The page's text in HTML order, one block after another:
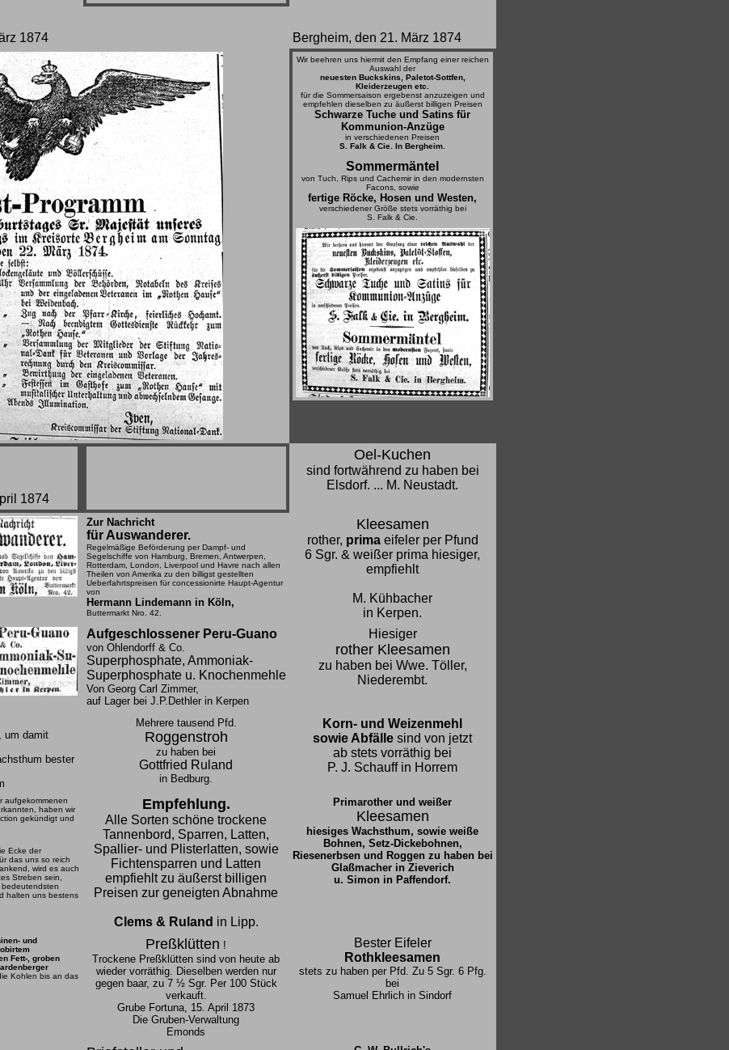
1874 Bergheim, den 21. März 1874
Wir beehren uns hiermit den Empfang einer reichen
Auswahl der
neuesten Buckskins, Paletot-Sottfen,
Kleiderzeugen etc.
für die Sommersaison ergebenst anzuzeigen und
empfehlen dieselben zu äußerst billigen Preisen
Schwarze Tuche und Satins für
Kommunion-Anzüge
in verschiedenen Preisen
S. Falk & Cie. In Bergheim.
Sommermäntel
von Tuch, Rips und Cachemir in den modernsten
Facons, sowie
fertige Röcke, Hosen und Westen,
verschiedener Größe stets vorräthig bei
S. Falk & Cie.
1874
Oel-Kuchen
sind fortwährend zu haben bei
Elsdorf. ... M. Neustadt.
Zur Nachricht
für Auswanderer.
Regelmäßige Beförderung per Dampf- und
Segelschiffe von Hamburg, Bremen, Antwerpen,
Rotterdam, London, Liverpool und Havre nach allen
Theilen von Amerika zu den billigst gestellten
Ueberfahrtspreisen für concessionirte Haupt-Agentur
von
Hermann Lindemann in Köln,
Buttermarkt Nro. 42.
Kleesamen
rother, primaeifeler per Pfund
6 Sgr. & weißer prima hiesiger,
empfiehlt
M. Kühbacher
in Kerpen.
Aufgeschlossener Peru-Guano
von Ohlendorff & Co.
Superphosphate, Ammoniak-
Superphosphate u. Knochenmehle
Von Georg Carl Zimmer,
auf Lager bei J.P.Dethler in Kerpen
Hiesiger
rother Kleesamen
zu haben bei Wwe. Töller,
Niederembt.
um damit
bester
Mehrere tausend Pfd.
Roggenstroh
zu haben bei
Gottfried Ruland
in Bedburg.
Korn- und Weizenmehl
sowie Abfälle sind von jetzt
ab stets vorräthig bei
P. J. Schauff in Horrem
aufgekommenen
haben wir
gekündigt und
Ecke der
das uns so reich
wird es auch
Streben sein,
halten uns bestens
Empfehlung.
Alle Sorten schöne trockene
Tannenbord, Sparren, Latten,
Spallier- und Plisterlatten, sowie
Fichtensparren und Latten
empfiehlt zu äußerst billigen
Preisen zur geneigten Abnahme
Clems & Ruland in Lipp.
Primarother und weißer
Kleesamen
hiesiges Wachsthum, sowie weiße
Bohnen, Setz-Dickebohnen,
Riesenerbsen und Roggen zu haben bei
Glaßmacher in Zieverich
u. Simon in Paffendorf.
und
Fett-, groben
Kohlen bis an das
Preßklütten !
Trockene Preßklütten sind von heute ab
wieder vorräthig. Dieselben werden nur
gegen baar, zu 7 ½ Sgr. Per 100 Stück
verkauft.
Grube Fortuna, 15. April 1873
Die Gruben-Verwaltung
Emonds
Bester Eifeler
Rothkleesamen
stets zu haben per Pfd. Zu 5 Sgr. 6 Pfg.
bei
Samuel Ehrlich in Sindorf